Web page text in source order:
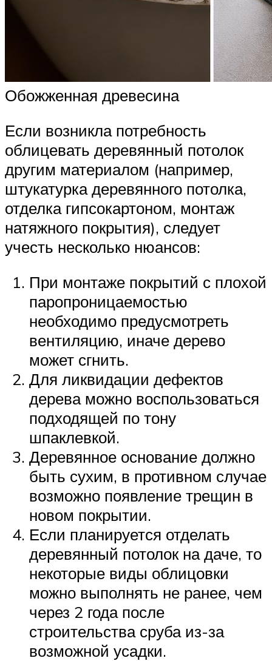
Обожженная древесина
Если возникла потребность
облицевать деревянный потолок
другим материалом (например,
штукатурка деревянного потолка,
отделка гипсокартоном, монтаж
натяжного покрытия), следует
учесть несколько нюансов:
При монтаже покрытий с плохой
паропроницаемостью
необходимо предусмотреть
вентиляцию, иначе дерево
может сгнить.
Для ликвидации дефектов
дерева можно воспользоваться
подходящей по тону
шпаклевкой.
Деревянное основание должно
быть сухим, в противном случае
возможно появление трещин в
новом покрытии.
Если планируется отделать
деревянный потолок на даче, то
некоторые виды облицовки
можно выполнять не ранее, чем
через 2 года после
строительства сруба из-за
возможной усадки.